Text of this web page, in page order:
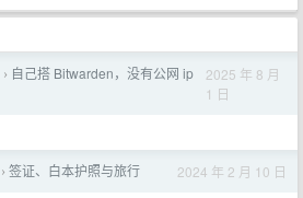
› 自己搭 Bitwarden，没有公网 ip
2025 年 8 月
1 日
› 签证、白本护照与旅行 2024 年 2 月 10 日